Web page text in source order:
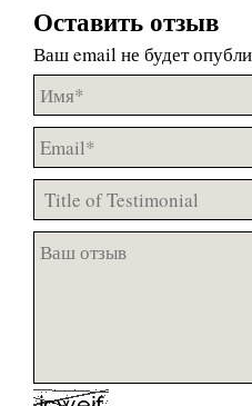
Оставить отзыв
Ваш email не будет